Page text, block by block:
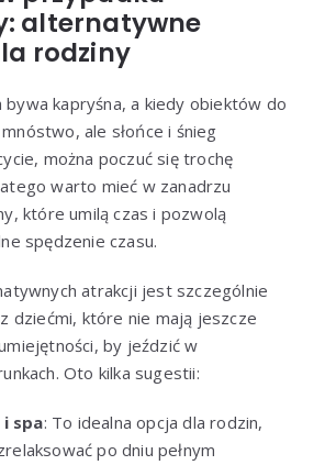
alternatywne
rodziny
bywa kapryśna, a kiedy obiektów do
ale słońce i śnieg
można poczuć się trochę
warto mieć w zanadrzu
które umilą czas i pozwolą
spędzenie czasu.
atrakcji jest szczególnie
dziećmi, które nie mają jeszcze
by jeździć w
Oto kilka sugestii:
spa: To idealna opcja dla rodzin,
po dniu pełnym